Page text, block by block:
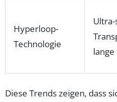
Hyperloop-
Technologie
Diese Trends zeigen, dass